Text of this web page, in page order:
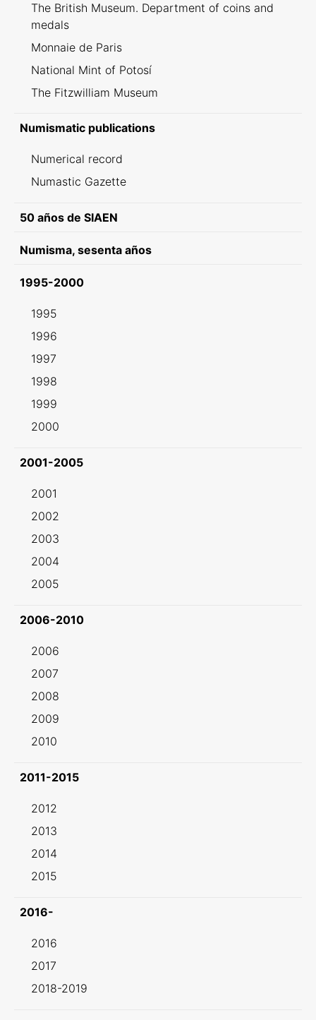
The British Museum. Department of coins and
medals
Monnaie de Paris
National Mint of Potosí
The Fitzwilliam Museum
Numismatic publications
Numerical record
Numastic Gazette
50 años de SIAEN
Numisma, sesenta años
1995-2000
1995
1996
1997
1998
1999
2000
2001-2005
2001
2002
2003
2004
2005
2006-2010
2006
2007
2008
2009
2010
2011-2015
2012
2013
2014
2015
2016-
2016
2017
2018-2019